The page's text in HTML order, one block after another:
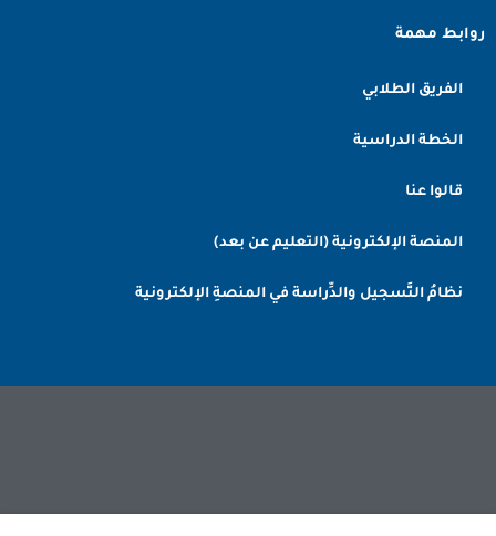
روابط مهمة
الفريق الطلابي
الخطة الدراسية
قالوا عنا
المنصة الإلكترونية (التعليم عن بعد)
نظامُ التَّسجيل والدِّراسة في المنصةِ الإلكترونية